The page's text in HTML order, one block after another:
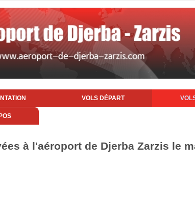
VOLS DÉPART
à l'aéroport de Djerba Zarzis le